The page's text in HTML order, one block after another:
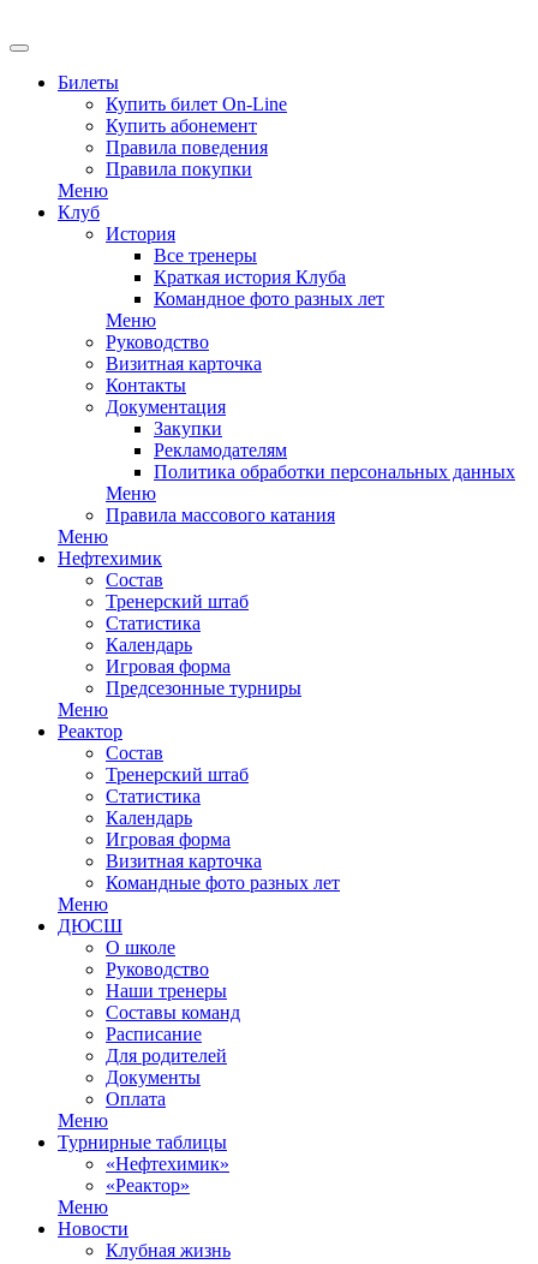
Билеты
Купить билет On-Line
Купить абонемент
Правила поведения
Правила покупки
Меню
Клуб
История
Все тренеры
Краткая история Клуба
Командное фото разных лет
Меню
Руководство
Визитная карточка
Контакты
Документация
Закупки
Рекламодателям
Политика обработки персональных данных
Меню
Правила массового катания
Меню
Нефтехимик
Состав
Тренерский штаб
Статистика
Календарь
Игровая форма
Предсезонные турниры
Меню
Реактор
Состав
Тренерский штаб
Статистика
Календарь
Игровая форма
Визитная карточка
Командные фото разных лет
Меню
ДЮСШ
О школе
Руководство
Наши тренеры
Составы команд
Расписание
Для родителей
Документы
Оплата
Меню
Турнирные таблицы
«Нефтехимик»
«Реактор»
Меню
Новости
Клубная жизнь